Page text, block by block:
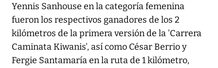
Yennis Sanhouse en la categoría femenina
fueron los respectivos ganadores de los 2
kilómetros de la primera versión de la 'Carrera
Caminata Kiwanis', así como César Berrio y
Fergie Santamaría en la ruta de 1 kilómetro,